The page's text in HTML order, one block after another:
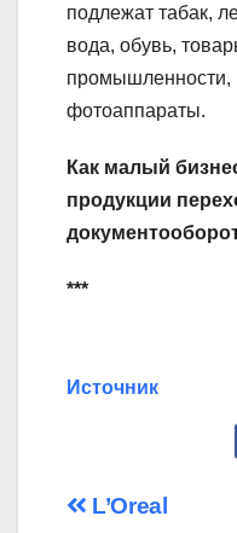
подлежат табак,
вода, обувь,
фотоаппараты.
Как малый
продукции
***
Источник
L’Oreal